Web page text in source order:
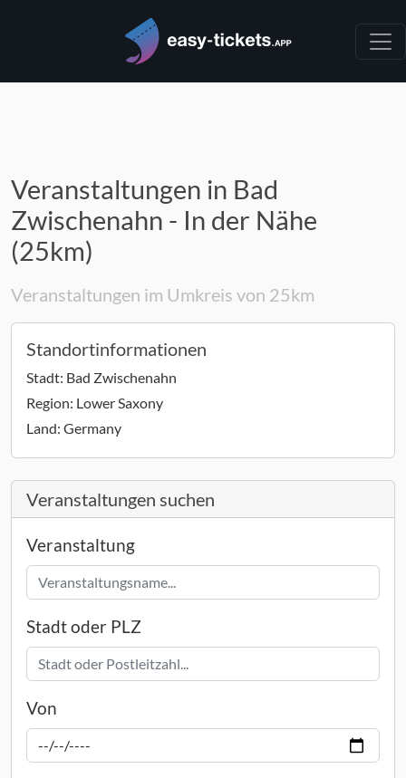
Veranstaltungen in Bad
Zwischenahn - In der Nähe
(25km)
Veranstaltungen im Umkreis von 25km
Standortinformationen
Stadt: Bad Zwischenahn
Region: Lower Saxony
Land: Germany
Veranstaltungen suchen
Veranstaltung
Stadt oder PLZ
Von